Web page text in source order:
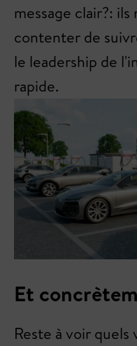
message clair?:
contenter de
le leadership de
rapide.
Et
Reste à voir